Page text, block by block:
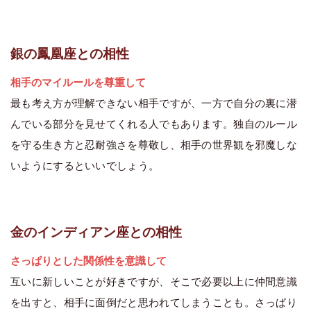
銀の鳳凰座との相性
相手のマイルールを尊重して
最も考え方が理解できない相手ですが、一方で自分の裏に潜
んでいる部分を見せてくれる人でもあります。独自のルール
を守る生き方と忍耐強さを尊敬し、相手の世界観を邪魔しな
いようにするといいでしょう。
金のインディアン座との相性
さっぱりとした関係性を意識して
互いに新しいことが好きですが、そこで必要以上に仲間意識
を出すと、相手に面倒だと思われてしまうことも。さっぱり